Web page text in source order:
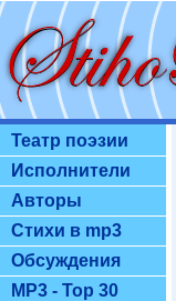
Театр поэзии
Исполнители
Авторы
Стихи в mp3
Обсуждения
MP3 - Top 30